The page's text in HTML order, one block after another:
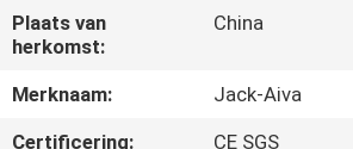
OVER
ONS
FABRIEKSTOCHT
Plaats van
herkomst:
China
Merknaam:
Jack-Aiva
Certificering:
CE SGS